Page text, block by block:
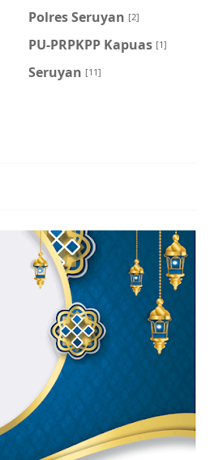
Polres Seruyan [2]
PU-PRPKPP Kapuas [1]
Seruyan [11]